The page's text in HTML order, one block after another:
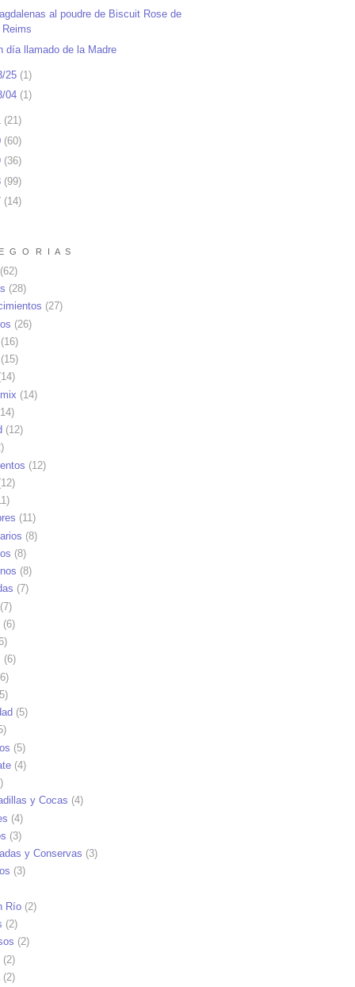
al poudre de Biscuit Rose de
Reims
día llamado de la Madre
25(1 )
04(1)
(21)
(60)
(36)
(99)
(14)
G O R I A S
(62)
(28)
(27)
(26)
(16)
(15)
(14)
(12)
(12)
(11)
(8)
(8)
(8)
(7)
(7)
(6)
(6)
(5)
(5)
(4)
y Cocas (4)
(4)
(3)
y Conservas (3)
(3)
Río (2)
(2)
(2)
(2)
(2)